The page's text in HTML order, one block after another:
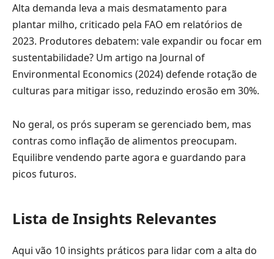
Alta demanda leva a mais desmatamento para
plantar milho, criticado pela FAO em relatórios de
2023. Produtores debatem: vale expandir ou focar em
sustentabilidade? Um artigo na Journal of
Environmental Economics (2024) defende rotação de
culturas para mitigar isso, reduzindo erosão em 30%.
No geral, os prós superam se gerenciado bem, mas
contras como inflação de alimentos preocupam.
Equilibre vendendo parte agora e guardando para
picos futuros.
Lista de Insights Relevantes
Aqui vão 10 insights práticos para lidar com a alta do